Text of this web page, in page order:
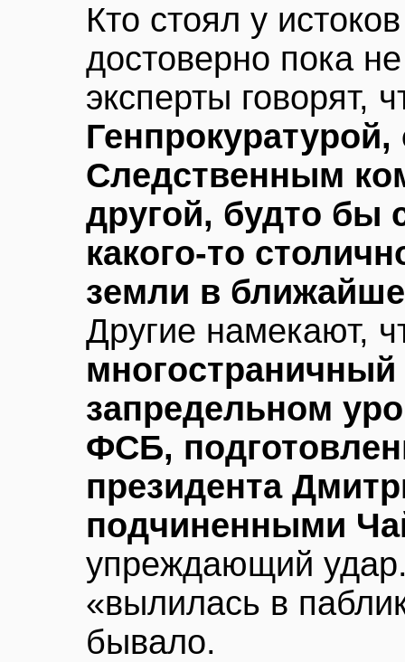
Кто стоял у
достоверно пока
эксперты говорят,
Следственным
другой, будто бы
какого-то
земли в
Другие намекают,
запредельном
ФСБ,
президента
подчиненными
упреждающий
«вылилась в
бывало.